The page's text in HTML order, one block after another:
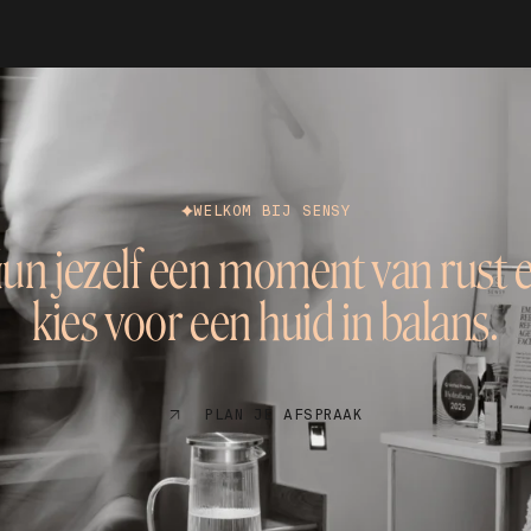
WELKOM BIJ SENSY
jezelf een moment van rust
kies voor een huid in balans.
PLAN JE AFSPRAAK